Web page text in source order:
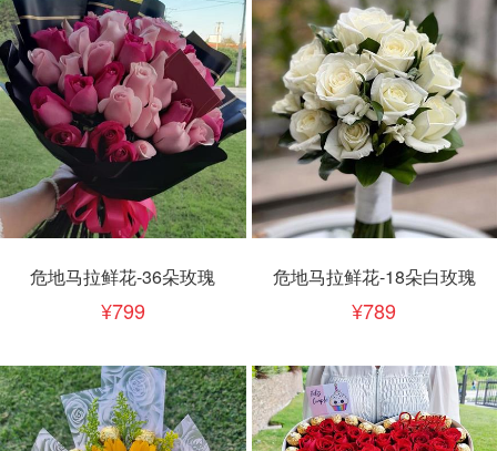
危地马拉鲜花-36朵玫瑰
799
危地马拉鲜花-18朵白玫瑰
789